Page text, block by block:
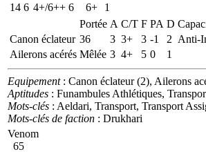
14 6 4+/6++ 6 6+
1
Portée A C/T F PA D
Canon éclateur 36 3 3+ 3 -1 2 Anti-
Ailerons acérés Mêlée 3 4+ 5 0 1
Equipement: Canon éclateur (2), Ailerons
Aptitudes : Funambules Athlétiques,
Mots-clés : Aeldari, Transport, Transport
Mots-clés de faction : Drukhari
Venom
65